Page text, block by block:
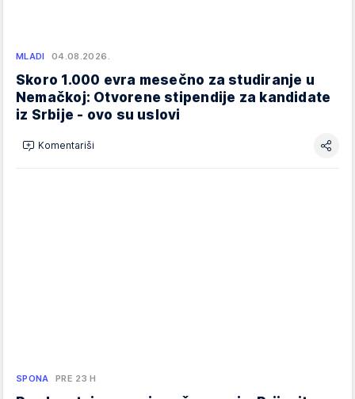
MLADI 04.08.2026.
Skoro 1.000 evra mesečno za studiranje u
Nemačkoj: Otvorene stipendije za kandidate
iz Srbije - ovo su uslovi
Komentariši
SPONA PRE 23 H